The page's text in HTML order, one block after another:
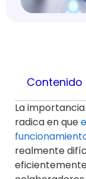
Contenido
La
radica en que
realmente